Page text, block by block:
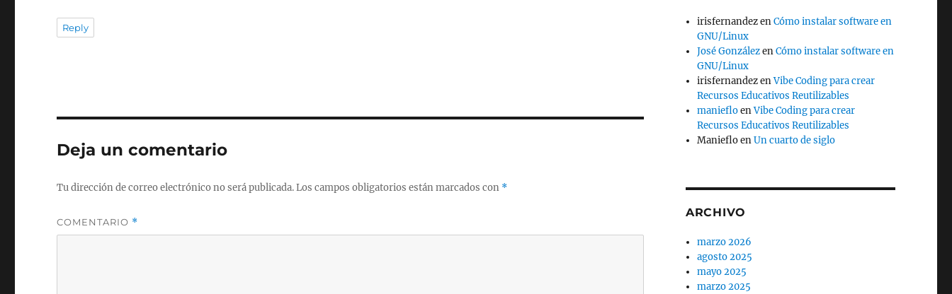
Reply
Deja un comentario
Tu dirección de correo electrónico no será publicada.Los campos obligatorios están marcados con *
COMENTARIO *
irisfernandezenCómo instalar software en
GNU/Linux
José GonzálezenCómo instalar software en
GNU/Linux
irisfernandezenVibe Coding para crear
Recursos Educativos Reutilizables
maniefloenVibe Coding para crear
Recursos Educativos Reutilizables
ManiefloenUn cuarto de siglo
ARCHIVO
marzo 2026
agosto 2025
mayo 2025
marzo 2025